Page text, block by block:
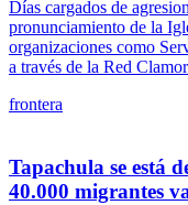
Días cargados de
pronunciamiento de la
organizaciones como
a través de la Red Clamor
frontera
Tapachula se está
40.000 migrantes